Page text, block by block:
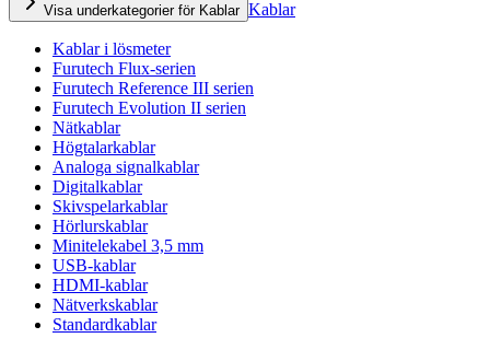
Visa underkategorier för Kablar Kablar
Kablar i lösmeter
Furutech Flux-serien
Furutech Reference III serien
Furutech Evolution II serien
Nätkablar
Högtalarkablar
Analoga signalkablar
Digitalkablar
Skivspelarkablar
Hörlurskablar
Minitelekabel 3,5 mm
USB-kablar
HDMI-kablar
Nätverkskablar
Standardkablar